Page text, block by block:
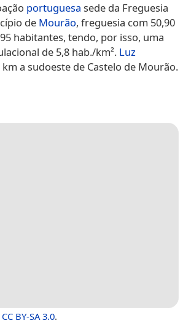
portuguesa sede da Freguesia
de Mourão, freguesia com 50,90
habitantes, tendo, por isso, uma
de 5,8 hab./km². Luz
a sudoeste de Castelo de Mourão.
CC BY-SA 3.0.